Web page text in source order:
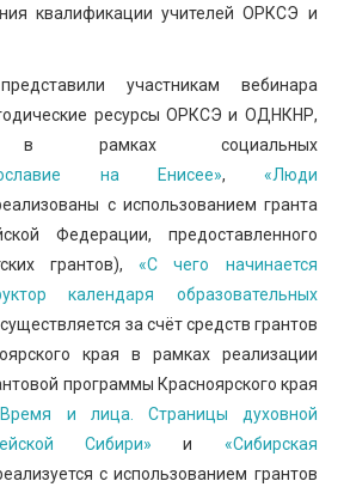
квалификации учителей ОРКСЭ и
участникам вебинара
ресурсы ОРКСЭ и ОДНКНР,
в рамках социальных
на Енисее», «Люди
с использованием гранта
Федерации, предоставленного
грантов),«С чего начинается
календаря образовательных
за счёт средств грантов
края в рамках реализации
программы Красноярского края
и лица. Страницы духовной
Сибири» и «Сибирская
с использованием грантов